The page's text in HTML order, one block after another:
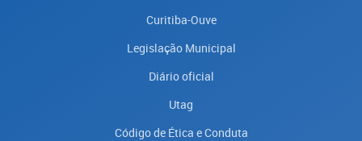
Curitiba-Ouve
Legislação Municipal
Diário oficial
Utag
Código de Ética e Conduta